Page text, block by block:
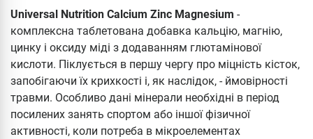
Universal Nutrition Calcium Zinc Magnesium -
комплексна таблетована добавка кальцію, магнію,
цинку і оксиду міді з додаванням глютамінової
кислоти. Піклується в першу чергу про міцність кісток,
запобігаючи їх крихкості і, як наслідок, - ймовірності
травми. Особливо дані мінерали необхідні в період
посилених занять спортом або іншої фізичної
активності, коли потреба в мікроелементах